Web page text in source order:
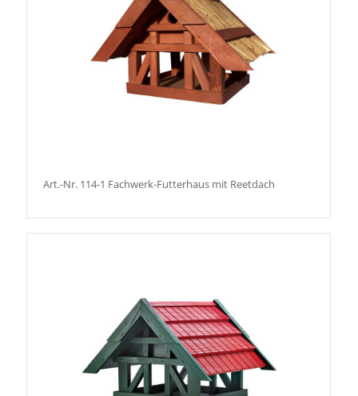
Art.-Nr. 114-1 Fachwerk-Futterhaus mit Reetdach